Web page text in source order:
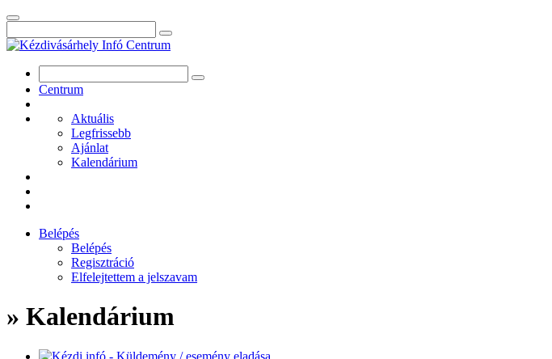
Centrum
Aktuális
Legfrissebb
Ajánlat
Kalendárium
Belépés
Belépés
Regisztráció
Elfelejtettem a jelszavam
» Kalendárium